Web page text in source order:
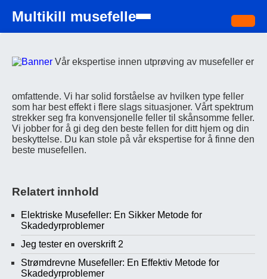
Multikill musefelle
Vår ekspertise innen utprøving av musefeller er
omfattende. Vi har solid forståelse av hvilken type feller
som har best effekt i flere slags situasjoner. Vårt spektrum
strekker seg fra konvensjonelle feller til skånsomme feller.
Vi jobber for å gi deg den beste fellen for ditt hjem og din
beskyttelse. Du kan stole på vår ekspertise for å finne den
beste musefellen.
Relatert innhold
Elektriske Musefeller: En Sikker Metode for
Skadedyrproblemer
Jeg tester en overskrift 2
Strømdrevne Musefeller: En Effektiv Metode for
Skadedyrproblemer